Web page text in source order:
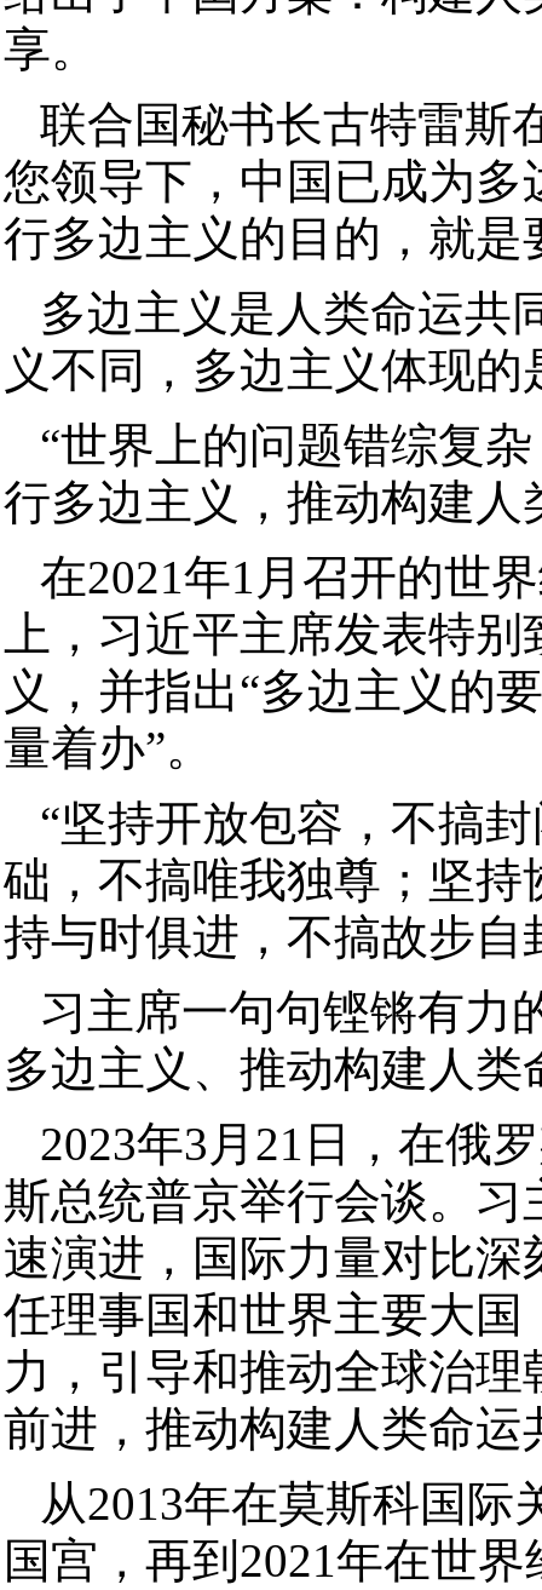
享。
联合国秘书长古特雷斯
您领导下，中国已成为
行多边主义的目的，就是
多边主义是人类命运共
义不同，多边主义体现
“世界上的问题错综复
行多边主义，推动构建人
在2021年1月召开的世
上，习近平主席发表特
义，并指出“多边主义的
量着办”。
“坚持开放包容，不搞
础，不搞唯我独尊；坚
持与时俱进，不搞故步
习主席一句句铿锵有力
多边主义、推动构建人
2023年3月21日，在俄
斯总统普京举行会谈。
速演进，国际力量对比
任理事国和世界主要大
力，引导和推动全球治
前进，推动构建人类命运
从2013年在莫斯科国际
国宫，再到2021年在世